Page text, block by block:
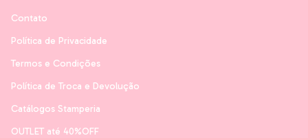
Contato
Política de Privacidade
Termos e Condições
Política de Troca e Devolução
Catálogos Stamperia
OUTLET até 40%OFF